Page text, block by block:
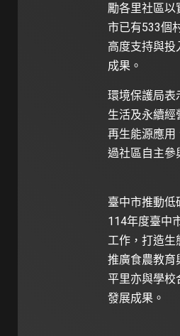
勵各里社區以
市已有533個
高度支持與投
成果。
環境保護局表
生活及永續經
再生能源應用
過社區自主參
臺中市推動低
114年度臺中
工作，打造生
推廣食農教育
平里亦與學校
發展成果。